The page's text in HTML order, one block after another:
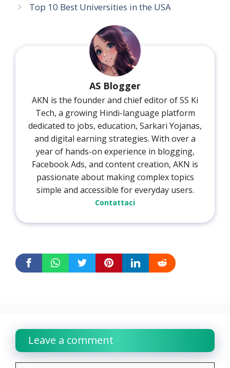
Top 10 Best Universities in the USA
AS Blogger
AKN is the founder and chief editor of SS Ki
Tech, a growing Hindi-language platform
dedicated to jobs, education, Sarkari Yojanas,
and digital earning strategies. With over a
year of hands-on experience in blogging,
Facebook Ads, and content creation, AKN is
passionate about making complex topics
simple and accessible for everyday users.
Contattaci
Leave a comment